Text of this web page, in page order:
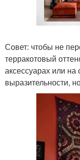
Совет: чтобы не
терракотовый
аксессуарах или
выразительности,